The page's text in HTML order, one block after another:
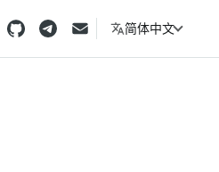
简体中文